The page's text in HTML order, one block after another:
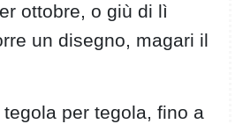
ottobre, o giù di lì
un disegno, magari il
per tegola, fino a